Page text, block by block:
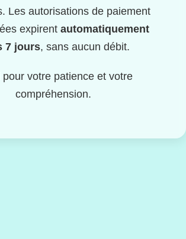
Les autorisations de paiement
expirent automatiquement
7 jours, sans aucun débit.
pour votre patience et votre
compréhension.